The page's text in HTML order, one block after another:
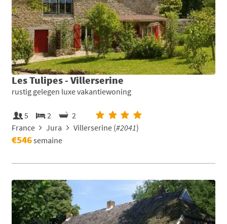
Les Tulipes - Villerserine
rustig gelegen luxe vakantiewoning
5 2
2
France
Jura Villerserine (#2041)
€546semaine